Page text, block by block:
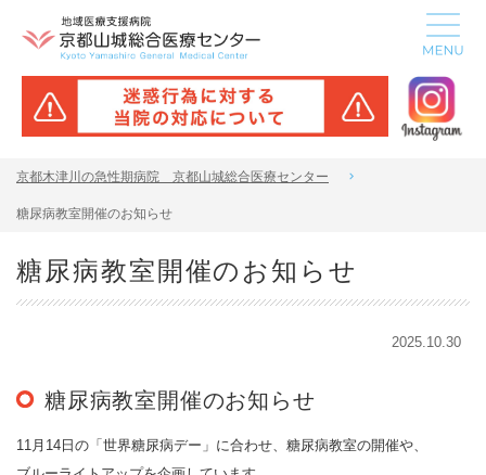
京都木津川の急性期病院 京都山城総合医療センター
糖尿病教室開催のお知らせ
糖尿病教室開催のお知らせ
2025.10.30
糖尿病教室開催のお知らせ
11月14日の「世界糖尿病デー」に合わせ、糖尿病教室の開催や、